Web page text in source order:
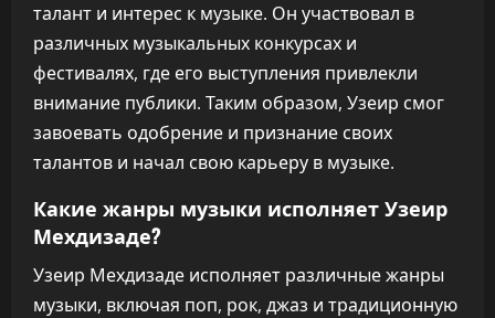
талант и интерес к музыке. Он участвовал в
различных музыкальных конкурсах и
фестивалях, где его выступления привлекли
внимание публики. Таким образом, Узеир смог
завоевать одобрение и признание своих
талантов и начал свою карьеру в музыке.
Какие жанры музыки исполняет Узеир
Мехдизаде?
Узеир Мехдизаде исполняет различные жанры
музыки, включая поп, рок, джаз и традиционную